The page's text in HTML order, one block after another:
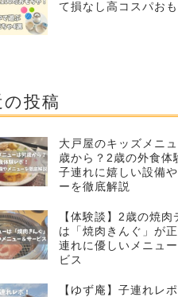
て損なし高コスパお
投稿
大戸屋のキッズメニ
歳から？2歳の外食体
子連れに嬉しい設備や
ーを徹底解説
【体験談】2歳の焼肉
は「焼肉きんぐ」が
連れに優しいメニュ
ビス
【ゆず庵】子連れレ